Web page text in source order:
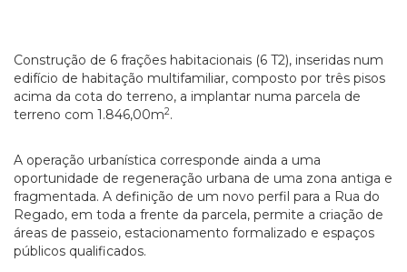
Construção de 6 frações habitacionais (6 T2), inseridas num
edifício de habitação multifamiliar, composto por três pisos
acima da cota do terreno, a implantar numa parcela de
terreno com 1.846,00m2.
A operação urbanística corresponde ainda a uma
oportunidade de regeneração urbana de uma zona antiga e
fragmentada. A definição de um novo perfil para a Rua do
Regado, em toda a frente da parcela, permite a criação de
áreas de passeio, estacionamento formalizado e espaços
públicos qualificados.